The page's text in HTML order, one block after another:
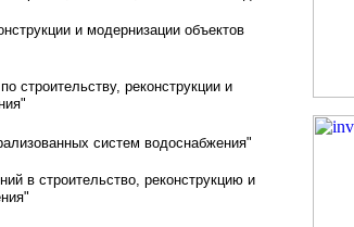
и модернизации объектов
строительству, реконструкции и
систем водоснабжения"
в строительство, реконструкцию и